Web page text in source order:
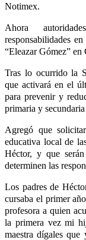
Notimex.
Ahora
responsabilidades
“Eleazar Gómez”
Tras lo ocurrido la
que activará en el
para prevenir y
primaria y
Agregó que
educativa local de
Héctor, y que serán
determinen las
Los padres de
cursaba el primer
profesora a quien
la primera vez mi
maestra dígales